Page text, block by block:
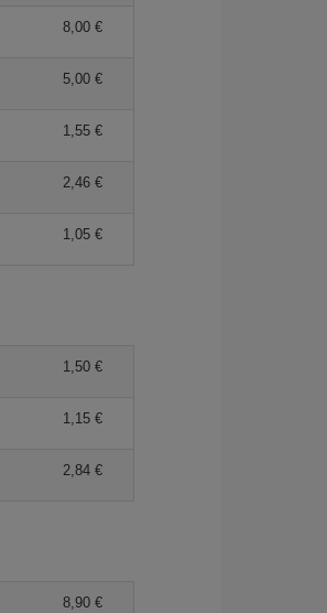
8,00 €
5,00 €
1,55 €
2,46 €
1,05 €
1,50 €
1,15 €
2,84 €
8,90 €